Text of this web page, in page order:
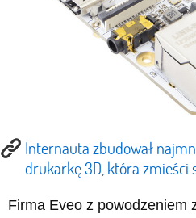
Internauta zbudował
drukarkę 3D, która zmieści
Firma Eveo z powodzeniem